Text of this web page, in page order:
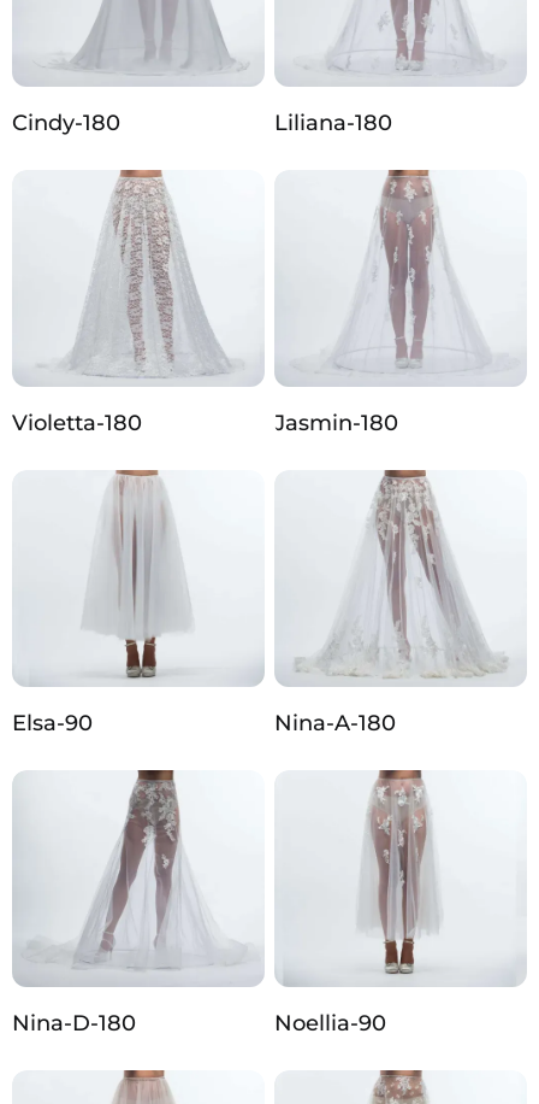
Cindy-180 Liliana-180
Violetta-180 Jasmin-180
Elsa-90 Nina-A-180
Nina-D-180 Noellia-90